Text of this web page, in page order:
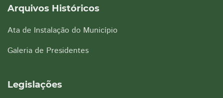
Arquivos Históricos
Ata de Instalação do Município
Galeria de Presidentes
Legislações